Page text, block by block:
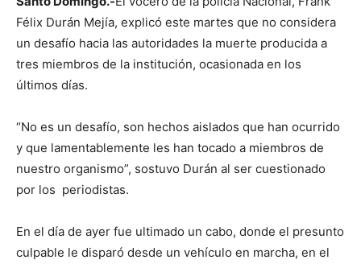
Félix Durán Mejía, explicó este martes que no considera
un desafío hacia las autoridades la muerte producida a
tres miembros de la institución, ocasionada en los
últimos días.
“No es un desafío, son hechos aislados que han ocurrido
y que lamentablemente les han tocado a miembros de
nuestro organismo”, sostuvo Durán al ser cuestionado
por los periodistas.
En el día de ayer fue ultimado un cabo, donde el presunto
culpable le disparó desde un vehículo en marcha, en el